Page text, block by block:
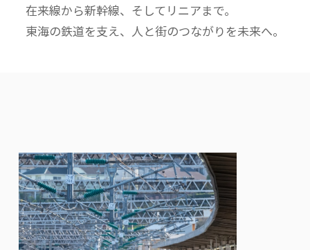
在来線から新幹線、そしてリニアまで。
東海の鉄道を支え、人と街のつながりを未来へ。